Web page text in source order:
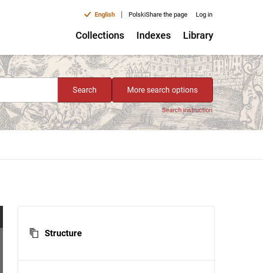
English | PolskiShare the page Log in
Collections Indexes Library
Search More search options
Search instruction
Structure